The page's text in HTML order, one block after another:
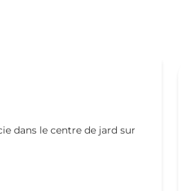
dans le centre de jard sur